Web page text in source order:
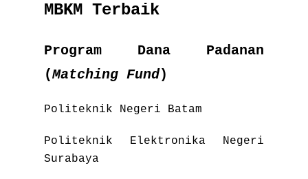
MBKM Terbaik
Program Dana Padanan
(Matching Fund)
Politeknik Negeri Batam
Politeknik Elektronika Negeri
Surabaya